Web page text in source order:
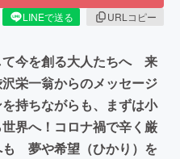
LINEで送る
URLコピー
て今を創る大人たちへ 来
栄一翁からのメッセージ
持ちながらも、まずは小
界へ！コロナ禍で辛く厳
も 夢や希望（ひかり）を